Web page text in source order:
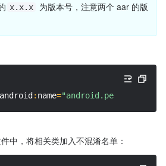
x.x.x
为版本号，注意两个 aar 的版
: name=
中，将相关类加入不混淆名单：